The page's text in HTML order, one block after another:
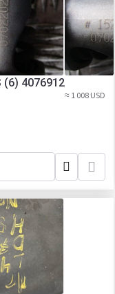
(6) 4076912
≈ 1 008 USD